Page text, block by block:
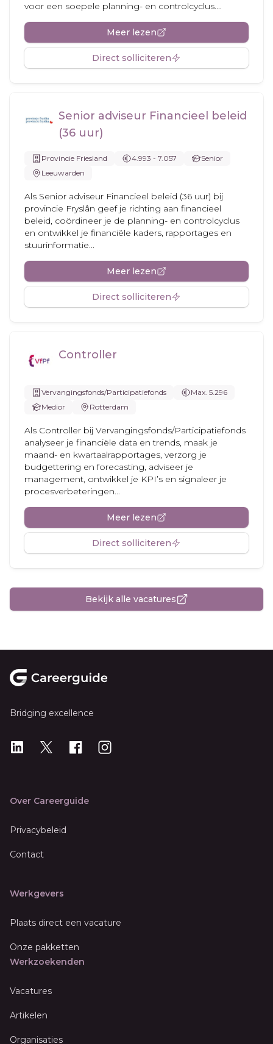
voor een soepele planning- en controlcyclus....
Meer lezen
Direct solliciteren
Senior adviseur Financieel beleid
(36 uur)
Provincie Friesland 4.993 - 7.057
Senior
Leeuwarden
Als Senior adviseur Financieel beleid (36 uur) bij
provincie Fryslân geef je richting aan financieel
beleid, coördineer je de planning- en controlcyclus
en ontwikkel je financiële kaders, rapportages en
stuurinformatie...
Meer lezen
Direct solliciteren
Controller
Vervangingsfonds/Participatiefonds
Max. 5.296
Medior
Rotterdam
Als Controller bij Vervangingsfonds/Participatiefonds
analyseer je financiële data en trends, maak je
maand- en kwartaalrapportages, verzorg je
budgettering en forecasting, adviseer je
management, ontwikkel je KPI’s en signaleer je
procesverbeteringen...
Meer lezen
Direct solliciteren
Bekijk alle vacatures
Bridging excellence
LinkedIn
X Instagram
Over Careerguide
Privacybeleid
Contact
Werkgevers
Plaats direct een vacature
Onze pakketten
Werkzoekenden
Vacatures
Artikelen
Organisaties